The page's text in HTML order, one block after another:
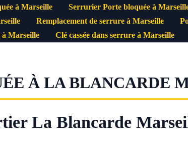
à Marseille
Serrurier Porte bloquée à
Remplacement de serrure à Marseille
à Marseille
Clé cassée dans serrure à Marseille
À LA BLANCARDE
La Blancarde